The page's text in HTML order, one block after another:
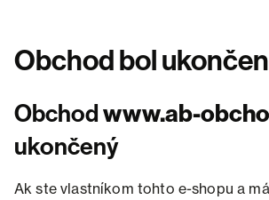
Obchod bol ukončen
Obchodwww.ab-
ukončený
Ak ste vlastníkom tohto e-shopu a